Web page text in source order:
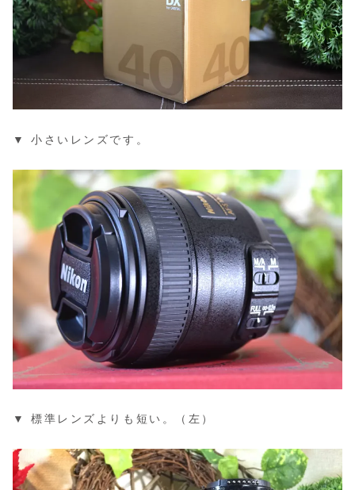
▼ 小さいレンズです。
▼ 標準レンズよりも短い。（左）